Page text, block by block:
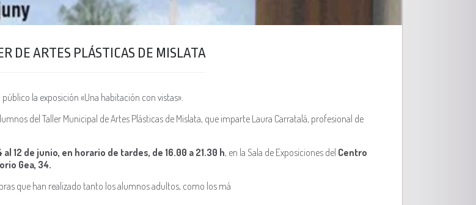
DE ARTES PLÁSTICAS DE MISLATA
la exposición «Una habitación con vistas».
del Taller Municipal de Artes Plásticas de Mislata, que imparte Laura Carratalá, profesional de
al 12 de junio, en horario de tardes, de 16.00 a 21.30 h, en la Sala de Exposiciones del Centro
Gea, 34.
que han realizado tanto los alumnos adultos, como los má